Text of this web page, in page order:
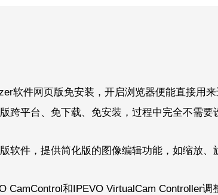
软件网页版免安装，开启浏览器便能直接用
跨平台、免下载、免安装，过程中完全不需
软件，提供简化版的图像编辑功能，如缩放
CamControl和IPEVO VirtualCam Controller